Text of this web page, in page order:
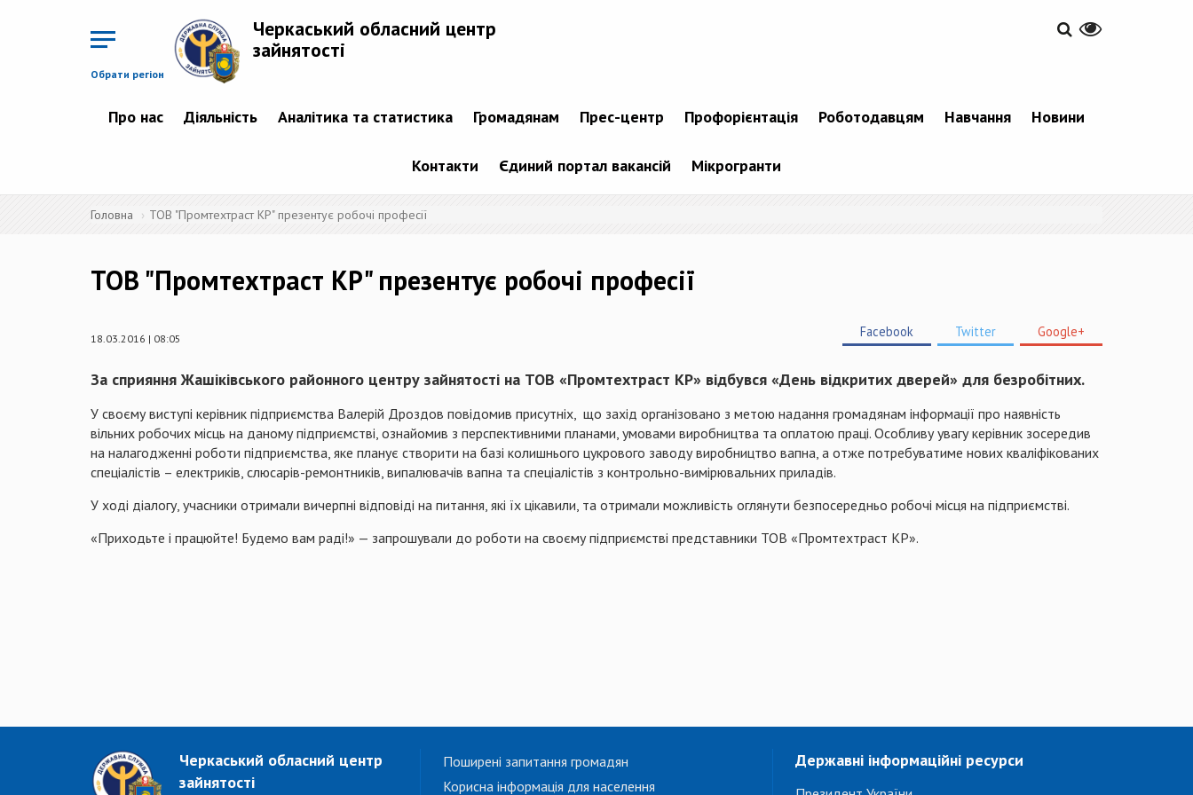
Обрати регіон
Черкаський обласний центр
зайнятості
Про нас Діяльність Аналітика та статистика Громадянам Прес-центр Профорієнтація Роботодавцям Навчання Новини
Контакти Єдиний портал вакансій Мікрогранти
Головна ТОВ "Промтехтраст КР" презентує робочі професії
ТОВ "Промтехтраст КР" презентує робочі професії
18.03.2016 | 08:05 Facebook Twitter Google+
За сприяння Жашіківського районного центру зайнятості на ТОВ «Промтехтраст КР» відбувся «День відкритих дверей» для безробітних.
У своєму виступі керівник підприємства Валерій Дроздов повідомив присутніх, що захід організовано з метою надання громадянам інформації про наявність
вільних робочих місць на даному підприємстві, ознайомив з перспективними планами, умовами виробництва та оплатою праці. Особливу увагу керівник зосередив
на налагодженні роботи підприємства, яке планує створити на базі колишнього цукрового заводу виробництво вапна, а отже потребуватиме нових кваліфікованих
спеціалістів – електриків, слюсарів-ремонтників, випалювачів вапна та спеціалістів з контрольно-вимірювальних приладів.
У ході діалогу, учасники отримали вичерпні відповіді на питання , які їх цікавили , та отримали можливість оглянути безпосередньо робочі місця на підприємстві.
«Приходьте і працюйте! Будемо вам раді!» — запрошували до роботи на своєму підприємстві представники ТОВ «Промтехтраст КР».
Черкаський обласний центр
зайнятості
Поширені запитання громадян
Корисна інформація для населення
Державні інформаційні ресурси